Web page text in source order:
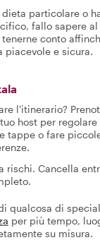
dieta particolare o
fallo sapere al
conto
piacevole e sicura.
l'itinerario?
host per
tappe o fare
rischi. Cancella
qualcosa di
per più tempo,
su misura.